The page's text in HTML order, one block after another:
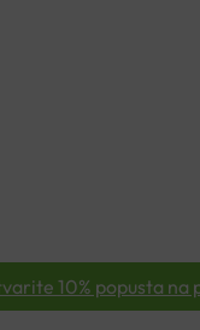
10% popusta na